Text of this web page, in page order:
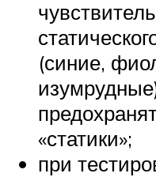
(синие,
«статики»;
при